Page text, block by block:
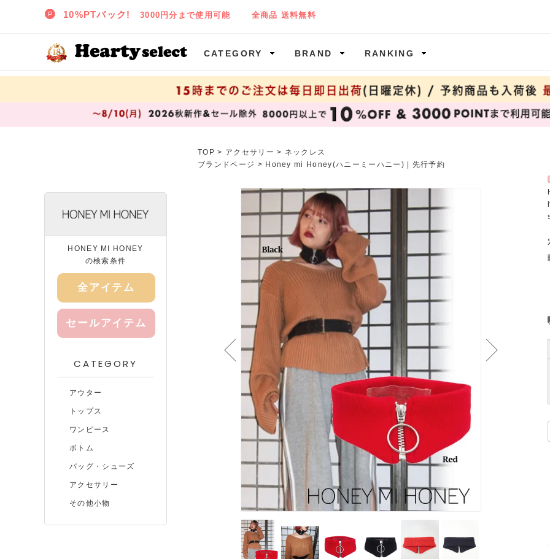
CATEGORY BRAND RANKING
TOP > アクセサリー > ネックレス
ブランドページ > Honey mi Honey(ハニーミーハニー) 先行予約
HONEY MI HONEY
の検索条件
全アイテム
セールアイテム
CATEGORY
アウター
トップス
ワンピース
ボトム
バッグ・シューズ
アクセサリー
その他小物